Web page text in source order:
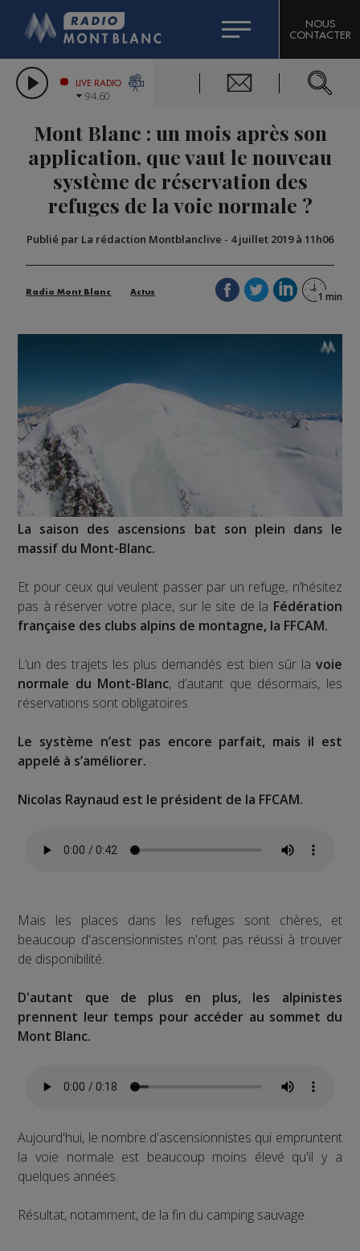
LES CHRONIQUES DE L'EXPERT
CITIZEN MACHINERY
GRAND MASSIF DOMAINES SKIABLES
BIGARD
COMPAGNIE DU MONT-BLANC
NOUS
CONTACTER
LIVE RADIO
94.60
Mont Blanc : un mois après son
application, que vaut le nouveau
système de réservation des
refuges de la voie normale ?
Publié par La rédaction Montblanclive - 4 juillet 2019 à 11h06
Radio Mont Blanc Actus
La saison des ascensions bat son plein dans le
massif du Mont-Blanc.
Et pour ceux qui veulent passer par un refuge, n’hésitez
pas à réserver votre place, sur le site de la Fédération
française des clubs alpins de montagne, la FFCAM.
L’un des trajets les plus demandés est bien sûr la voie
normale du Mont-Blanc, d’autant que désormais, les
réservations sont obligatoires.
Le système n’est pas encore parfait, mais il est
appelé à s’améliorer.
Nicolas Raynaud est le président de la FFCAM.
Mais les places dans les refuges sont chères, et
beaucoup d'ascensionnistes n'ont pas réussi à trouver
de disponibilité.
D'autant que de plus en plus, les alpinistes
prennent leur temps pour accéder au sommet du
Mont Blanc.
Aujourd'hui, le nombre d'ascensionnistes qui empruntent
la voie normale est beaucoup moins élevé qu'il y a
quelques années.
Résultat, notamment, de la fin du camping sauvage.